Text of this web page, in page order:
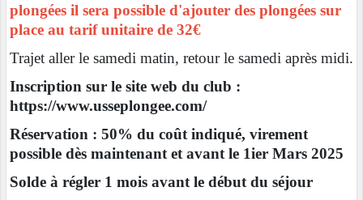
plongées il sera possible d'ajouter des plongées sur
place au tarif unitaire de 32€
Trajet aller le samedi matin, retour le samedi après midi.
Inscription sur le site web du club :
https://www.usseplongee.com/
Réservation : 50% du coût indiqué, virement
possible dès maintenant et avant le 1ier Mars 2025
Solde à régler 1 mois avant le début du séjour